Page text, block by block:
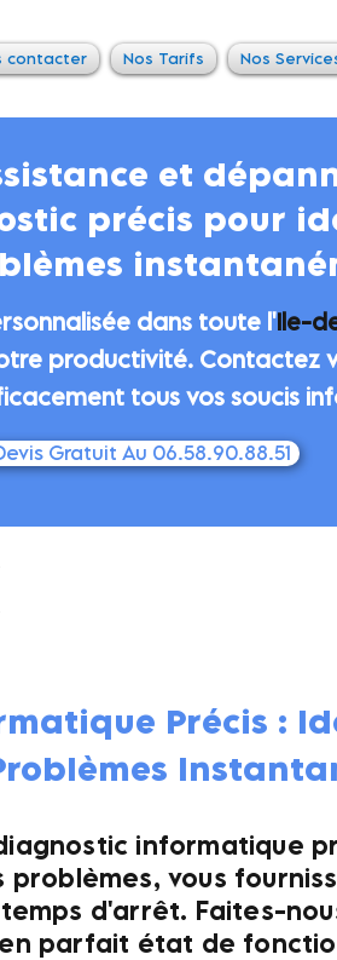
contacter Nos Tarifs Nos
et
précis pour
dans toute l'Ile-
productivité. Contactez
tous vos soucis
Gratuit Au 06.58.90.88.51
Précis :
informatique
vous
d'arrêt. Faites-
parfait état de